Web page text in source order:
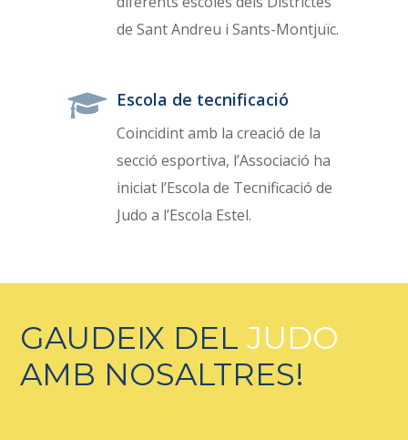
de Sant Andreu i Sants-Montjuïc.
Escola de tecnificació
Coincidint amb la creació de la
secció esportiva, l’Associació ha
iniciat l’Escola de Tecnificació de
Judo a l’Escola Estel.
GAUDEIX DEL JUDO
AMB NOSALTRES!